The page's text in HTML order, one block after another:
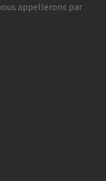
appellerons par